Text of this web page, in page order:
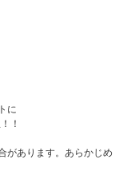
に
！
があります。あらかじめ